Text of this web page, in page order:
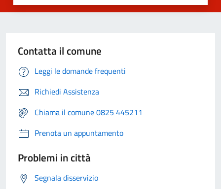
Contatta il comune
Leggi le domande frequenti
Richiedi Assistenza
Chiama il comune 0825 445211
Prenota un appuntamento
Problemi in città
Segnala disservizio